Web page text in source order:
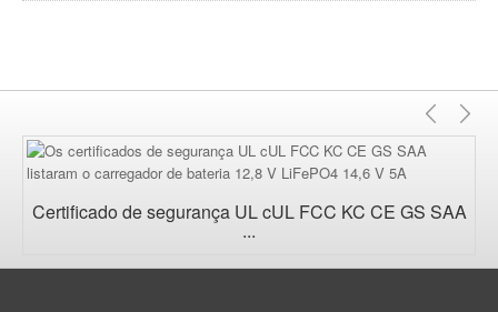
Certificado de segurança UL cUL FCC KC CE GS SAA
...